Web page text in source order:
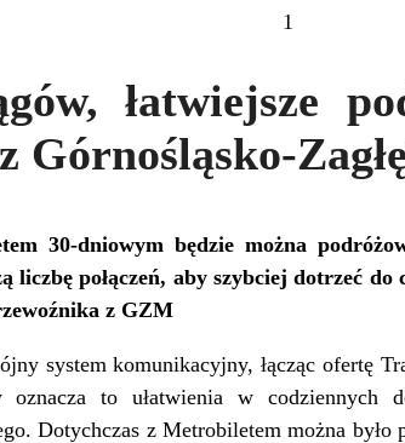
1
łatwiejsze
Górnośląsko-
30-dniowym będzie można
liczbę połączeń, aby szybciej dotrzeć
z GZM
system komunikacyjny, łącząc ofertę
to ułatwienia w codziennych
Dotychczas z Metrobiletem można